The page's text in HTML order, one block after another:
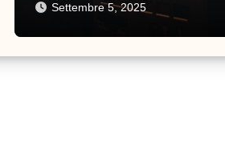
Settembre 5, 2025